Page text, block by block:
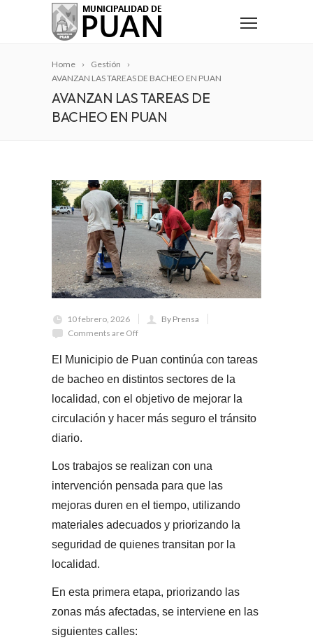
Home
Gestión
AVANZAN LAS TAREAS DE BACHEO EN PUAN
AVANZAN LAS TAREAS DE
BACHEO EN PUAN
10 febrero, 2026
By Prensa
Comments are Off
El Municipio de Puan continúa con tareas
de bacheo en distintos sectores de la
localidad, con el objetivo de mejorar la
circulación y hacer más seguro el tránsito
diario.
Los trabajos se realizan con una
intervención pensada para que las
mejoras duren en el tiempo, utilizando
materiales adecuados y priorizando la
seguridad de quienes transitan por la
localidad.
En esta primera etapa, priorizando las
zonas más afectadas, se interviene en las
siguientes calles: